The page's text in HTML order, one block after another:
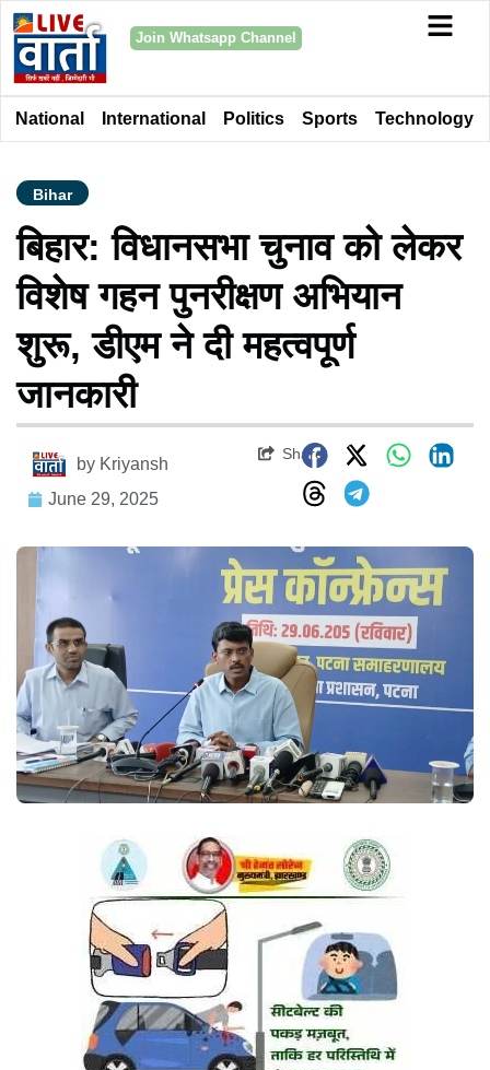
Join Whatsapp Channel
National International Politics Sports Technology
Bihar
बिहार: विधानसभा चुनाव को लेकर
विशेष गहन पुनरीक्षण अभियान
शुरू, डीएम ने दी महत्वपूर्ण
जानकारी
by Kriyansh
June 29, 2025
Share